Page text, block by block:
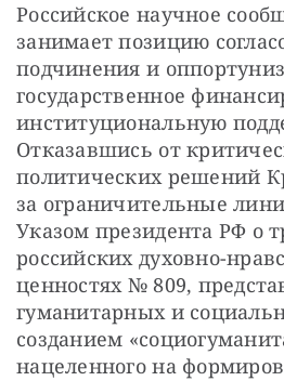
Российское научное
занимает позицию
подчинения и
государственное
институциональную
Отказавшись от
политических решений
за ограничительные
Указом президента РФ о
российских духовно-
ценностях № 809,
гуманитарных и
созданием
нацеленного на